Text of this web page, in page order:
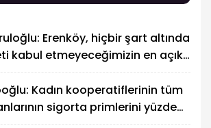
Erenköy, hiçbir şart altında
kabul etmeyeceğimizin en açık
Kadın kooperatiflerinin tüm
sigorta primlerini yüzde